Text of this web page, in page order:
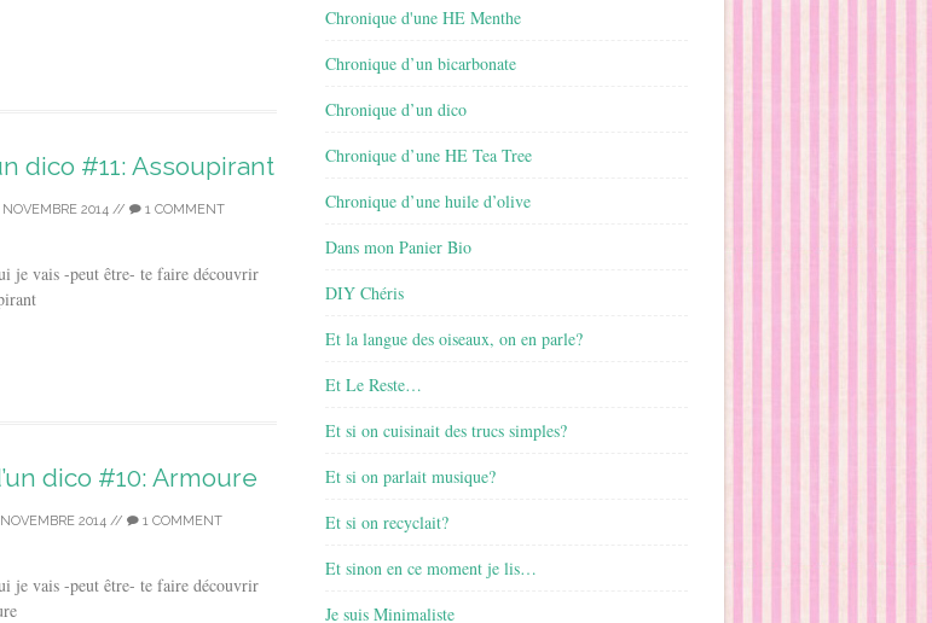
dico #11: Assoupirant
NOVEMBRE 2014 // 1 COMMENT
je vais -peut être- te faire découvrir
dico #10: Armoure
2014 // 1 COMMENT
je vais -peut être- te faire découvrir
Chronique d'une HE Menthe
Chronique d’un bicarbonate
Chronique d’un dico
Chronique d’une HE Tea Tree
Chronique d’une huile d’olive
Dans mon Panier Bio
DIY Chéris
Et la langue des oiseaux, on en parle?
Et Le Reste…
Et si on cuisinait des trucs simples?
Et si on parlait musique?
Et si on recyclait?
Et sinon en ce moment je lis…
Je suis Minimaliste